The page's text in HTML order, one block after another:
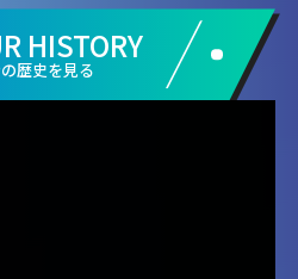
HISTORY
歴史を見る